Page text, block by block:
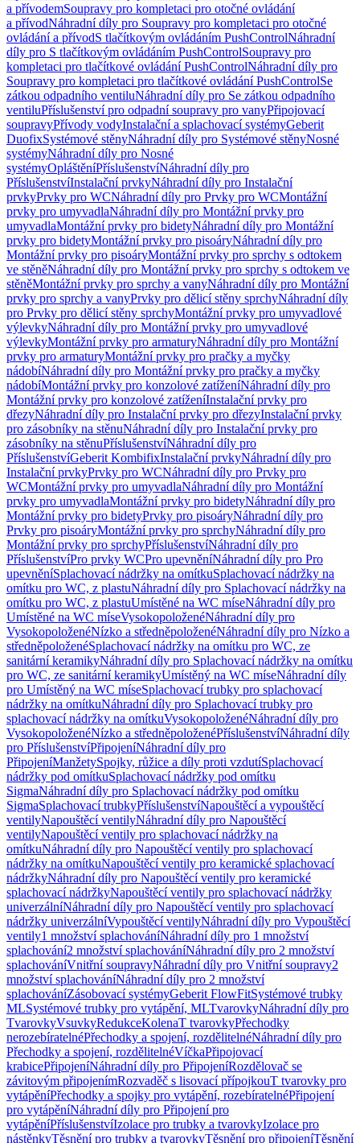
a přívodemSoupravy pro kompletaci pro otočné ovládání
a přívodNáhradní díly pro Soupravy pro kompletaci pro otočné
ovládání a přívodS tlačítkovým ovládáním PushControlNáhradní
díly pro S tlačítkovým ovládáním PushControlSoupravy pro
kompletaci pro tlačítkové ovládání PushControlNáhradní díly pro
Soupravy pro kompletaci pro tlačítkové ovládání PushControlSe
zátkou odpadního ventiluNáhradní díly pro Se zátkou odpadního
ventiluPříslušenství pro odpadní soupravy pro vanyPřipojovací
soupravyPřívody vodyInstalační a splachovací systémyGeberit
DuofixSystémové stěnyNáhradní díly pro Systémové stěnyNosné
systémyNáhradní díly pro Nosné
systémyOpláštěníPříslušenstvíNáhradní díly pro
PříslušenstvíInstalační prvkyNáhradní díly pro Instalační
prvkyPrvky pro WCNáhradní díly pro Prvky pro WCMontážní
prvky pro umyvadlaNáhradní díly pro Montážní prvky pro
umyvadlaMontážní prvky pro bidetyNáhradní díly pro Montážní
prvky pro bidetyMontážní prvky pro pisoáryNáhradní díly pro
Montážní prvky pro pisoáryMontážní prvky pro sprchy s odtokem
ve stěněNáhradní díly pro Montážní prvky pro sprchy s odtokem ve
stěněMontážní prvky pro sprchy a vanyNáhradní díly pro Montážní
prvky pro sprchy a vanyPrvky pro dělicí stěny sprchyNáhradní díly
pro Prvky pro dělicí stěny sprchyMontážní prvky pro umyvadlové
výlevkyNáhradní díly pro Montážní prvky pro umyvadlové
výlevkyMontážní prvky pro armaturyNáhradní díly pro Montážní
prvky pro armaturyMontážní prvky pro pračky a myčky
nádobíNáhradní díly pro Montážní prvky pro pračky a myčky
nádobíMontážní prvky pro konzolové zatíženíNáhradní díly pro
Montážní prvky pro konzolové zatíženíInstalační prvky pro
dřezyNáhradní díly pro Instalační prvky pro dřezyInstalační prvky
pro zásobníky na stěnuNáhradní díly pro Instalační prvky pro
zásobníky na stěnuPříslušenstvíNáhradní díly pro
PříslušenstvíGeberit KombifixInstalační prvkyNáhradní díly pro
Instalační prvkyPrvky pro WCNáhradní díly pro Prvky pro
WCMontážní prvky pro umyvadlaNáhradní díly pro Montážní
prvky pro umyvadlaMontážní prvky pro bidetyNáhradní díly pro
Montážní prvky pro bidetyPrvky pro pisoáryNáhradní díly pro
Prvky pro pisoáryMontážní prvky pro sprchyNáhradní díly pro
Montážní prvky pro sprchyPříslušenstvíNáhradní díly pro
PříslušenstvíPro prvky WCPro upevněníNáhradní díly pro Pro
upevněníSplachovací nádržky na omítkuSplachovací nádržky na
omítku pro WC, z plastuNáhradní díly pro Splachovací nádržky na
omítku pro WC, z plastuUmístěné na WC míseNáhradní díly pro
Umístěné na WC míseVysokopoloženéNáhradní díly pro
VysokopoloženéNízko a středněpoloženéNáhradní díly pro Nízko a
středněpoloženéSplachovací nádržky na omítku pro WC, ze
sanitární keramikyNáhradní díly pro Splachovací nádržky na omítku
pro WC, ze sanitární keramikyUmístěný na WC míseNáhradní díly
pro Umístěný na WC míseSplachovací trubky pro splachovací
nádržky na omítkuNáhradní díly pro Splachovací trubky pro
splachovací nádržky na omítkuVysokopoloženéNáhradní díly pro
VysokopoloženéNízko a středněpoloženéPříslušenstvíNáhradní díly
pro PříslušenstvíPřipojeníNáhradní díly pro
PřipojeníManžetySpojky, růžice a díly proti vzdutíSplachovací
nádržky pod omítkuSplachovací nádržky pod omítku
SigmaNáhradní díly pro Splachovací nádržky pod omítku
SigmaSplachovací trubkyPříslušenstvíNapouštěcí a vypouštěcí
ventilyNapouštěcí ventilyNáhradní díly pro Napouštěcí
ventilyNapouštěcí ventily pro splachovací nádržky na
omítkuNáhradní díly pro Napouštěcí ventily pro splachovací
nádržky na omítkuNapouštěcí ventily pro keramické splachovací
nádržkyNáhradní díly pro Napouštěcí ventily pro keramické
splachovací nádržkyNapouštěcí ventily pro splachovací nádržky
univerzálníNáhradní díly pro Napouštěcí ventily pro splachovací
nádržky univerzálníVypouštěcí ventilyNáhradní díly pro Vypouštěcí
ventily1 množství splachováníNáhradní díly pro 1 množství
splachování2 množství splachováníNáhradní díly pro 2 množství
splachováníVnitřní soupravyNáhradní díly pro Vnitřní soupravy2
množství splachováníNáhradní díly pro 2 množství
splachováníZásobovací systémyGeberit FlowFitSystémové trubky
MLSystémové trubky pro vytápění, MLTvarovkyNáhradní díly pro
TvarovkyVsuvkyRedukceKolenaT tvarovkyPřechodky
nerozebíratelnéPřechodky a spojení, rozdělitelnéNáhradní díly pro
Přechodky a spojení, rozdělitelnéVíčkaPřipojovací
krabicePřipojeníNáhradní díly pro PřipojeníRozdělovač se
závitovým připojenímRozvaděč s lisovací přípojkouT tvarovky pro
vytápěníPřechodky a spojky pro vytápění, rozebíratelnéPřipojení
pro vytápěníNáhradní díly pro Připojení pro
vytápěníPříslušenstvíIzolace pro trubky a tvarovkyIzolace pro
nástěnkyTěsnění pro trubky a tvarovkyTěsnění pro připojeníTěsnění